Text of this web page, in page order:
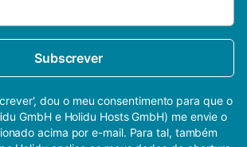
Subscrever
dou o meu consentimento para que o
GmbH e Holidu Hosts GmbH) me envie o
acima por e-mail. Para tal, também